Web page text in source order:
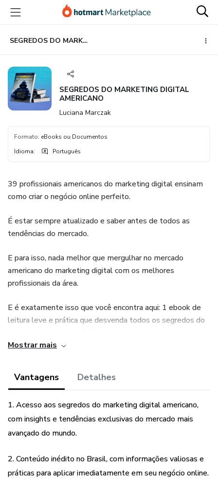
para
conteúdo
principal
para
pagamento
para
rodapé
SEGREDOS DO MARKETING DIGITAL AMERICANO
SEGREDOS DO MARKETING DIGITAL
AMERICANO
Luciana Marczak
Formato: eBooks ou Documentos
Idioma: Português
39 profissionais americanos do marketing digital ensinam
como criar o negócio online perfeito.
É estar sempre atualizado e saber antes de todos as
tendências do mercado.
E para isso, nada melhor que mergulhar no mercado
americano do marketing digital com os melhores
profissionais da área.
E é exatamente isso que você encontra aqui: 1 ebook de
leitura leve e prática que desvenda todos os segredos do
Além disso, leve também 02 bônus exclusivos
07 PASSOS PARA TER O SEU PRÓPRIO PRODUTO
DIGITAL
Mostrar mais
Vantagens Detalhes
1. Acesso aos segredos do marketing digital americano,
com insights e tendências exclusivas do mercado mais
avançado do mundo.
2. Conteúdo inédito no Brasil, com informações valiosas e
práticas para aplicar imediatamente em seu negócio online.